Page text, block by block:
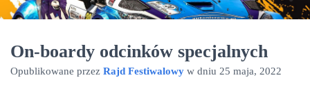
A
W
On-boardy odcinków specjalnych
Opublikowane przez Rajd Festiwalowy w dniu 25 maja, 2022